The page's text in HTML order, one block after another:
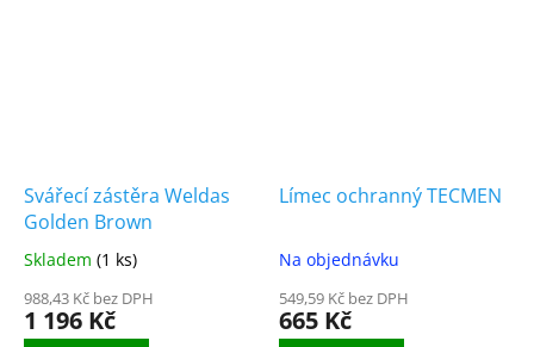
Svářecí zástěra Weldas
Golden Brown
Skladem (1 ks)
988,43 Kč bez DPH
1 196 Kč
Límec ochranný TECMEN
Na objednávku
549,59 Kč bez DPH
665 Kč